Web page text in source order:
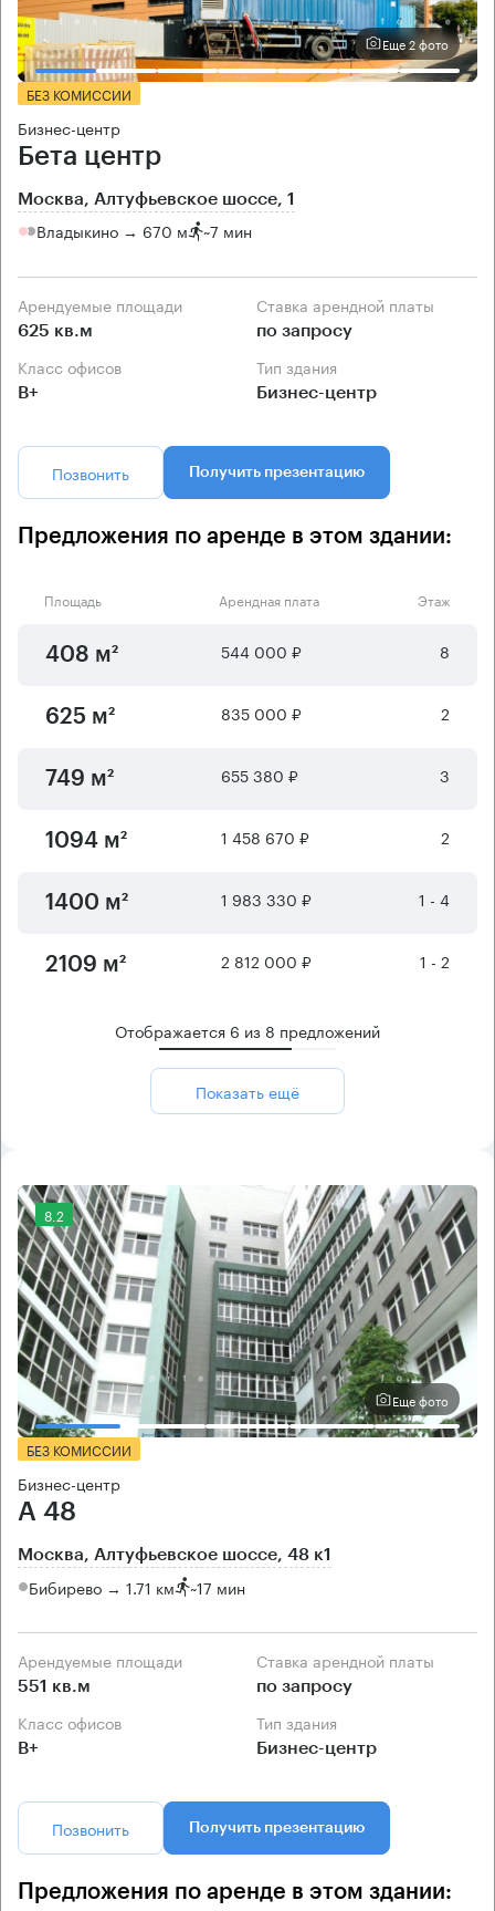
Еще 2 фото
БЕЗ КОМИССИИ
Бизнес-центр
Бета центр
Москва, Алтуфьевское шоссе, 1
Владыкино → 670 м ~7 мин
Арендуемые площади
625 кв.м
Ставка арендной платы
по запросу
Класс офисов
B+
Тип здания
Бизнес-центр
Позвонить Получить презентацию
Предложения по аренде в этом здании:
Площадь Арендная плата Этаж
408 м² 544 000 ₽ 8
625 м² 835 000 ₽ 2
749 м² 655 380 ₽ 3
1094 м² 1 458 670 ₽ 2
1400 м² 1 983 330 ₽ 1 - 4
2109 м² 2 812 000 ₽ 1 - 2
Отображается 6 из 8 предложений
Показать ещё
8.2
Еще фото
БЕЗ КОМИССИИ
Бизнес-центр
А 48
Москва, Алтуфьевское шоссе, 48 к1
Бибирево → 1.71 км ~17 мин
Арендуемые площади
551 кв.м
Ставка арендной платы
по запросу
Класс офисов
B+
Тип здания
Бизнес-центр
Позвонить Получить презентацию
Предложения по аренде в этом здании: